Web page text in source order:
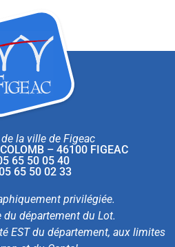
la ville de Figeac
– 46100 FIGEAC
65 50 05 40
65 50 02 33
privilégiée.
du département du Lot.
EST du département, aux limites